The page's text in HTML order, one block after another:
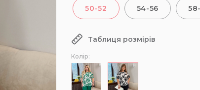
50-52 54-56
Таблиця розмірів
Колір: